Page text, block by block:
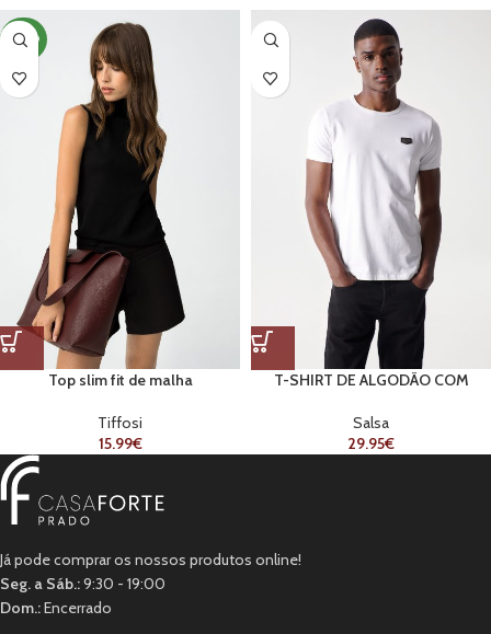
NOVO
Top slim fit de malha
Tiffosi
15.99€
T-SHIRT DE ALGODÃO COM
Salsa
29.95€
Já pode comprar os nossos produtos online!
Seg. a Sáb.:9:30 - 19:00
Dom.:Encerrado